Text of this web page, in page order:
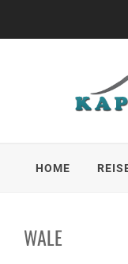
HOME
WALE